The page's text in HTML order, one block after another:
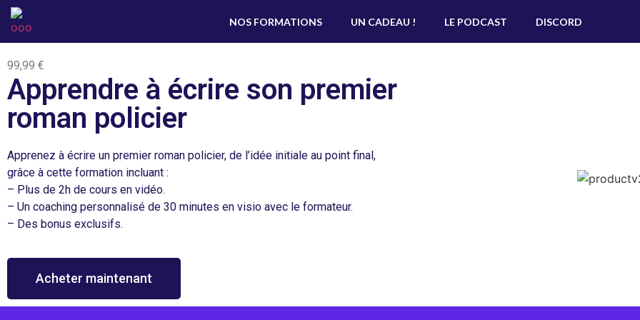
NOS FORMATIONS UN CADEAU ! LE PODCAST DISCORD
99,99 €
Apprendre à écrire son premier
roman policier
Apprenez à écrire un premier roman policier, de l’idée initiale au point final,
grâce à cette formation incluant :
– Plus de 2h de cours en vidéo.
– Un coaching personnalisé de 30 minutes en visio avec le formateur.
– Des bonus exclusifs.
Acheter maintenant